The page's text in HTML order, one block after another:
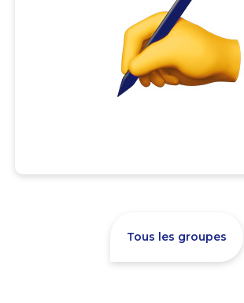
Tous les groupes